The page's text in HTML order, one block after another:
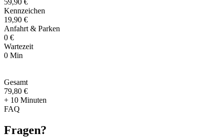
Kennzeichen
19,90 €
Anfahrt & Parken
0 €
Wartezeit
0 Min
Gesamt
79,80 €
+ 10 Minuten
FAQ
Fragen?